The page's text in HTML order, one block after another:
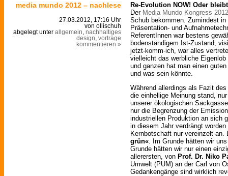
media mundo 2012 – nachlese
27.03.2012, 17:16 Uhr
von ollischuh
abgelegt unter allgemein nachhaltiges
design vorträge
kommentieren »
Re-Evolution NOW! Oder
Der Media Mundo Kongress 2012
Schub bekommen. Zumindest
Präsentation- und
ReferentInnen war bestens
bodenständigem Ist-Zustand,
jetzt-komm-ich, war alles
vielleicht das werbliche
und ganzen hat man einen
und was sein könnte.
Während allerdings als Fazit
die einhellige Meinung stand,
unserer ökologischen
nur die Begrenzung der
industriellen Produktion an sich
in diesem Jahr verdrängt
Kernbotschaft nur vereinzelt an.
grün« . Im Grunde hätten wir
Grunde hätten wir nur einen
allerersten, von Prof. Dr. Niko
Umwelt (PUM) an der Carl von
Gedankengänge sind wirklich